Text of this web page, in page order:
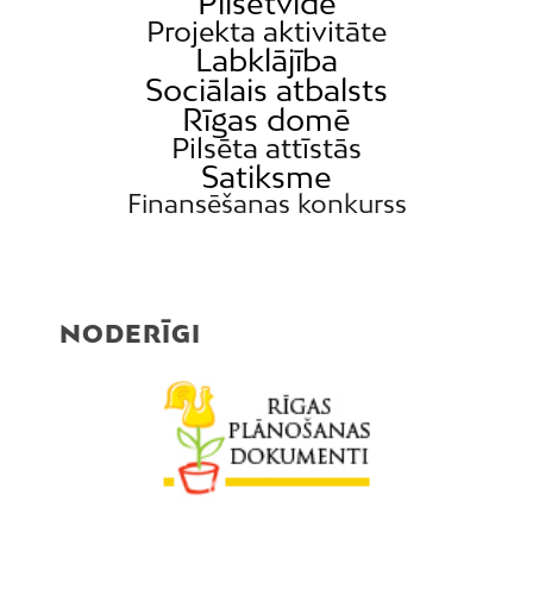
Projekta aktivitāte
Labklājība
Sociālais atbalsts
Rīgas domē
Pilsēta attīstās
Satiksme
Finansēšanas konkurss
NODERĪGI